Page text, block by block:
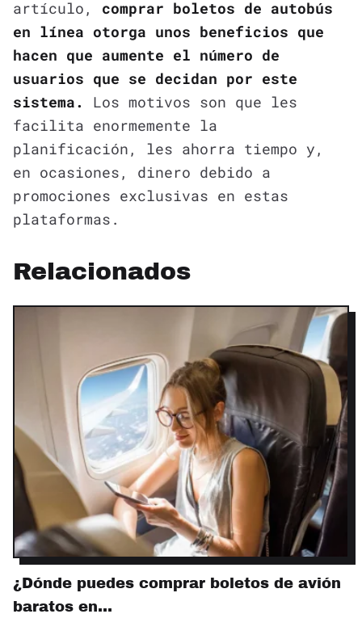
artículo, comprar boletos de autobús
en línea otorga unos beneficios que
hacen que aumente el número de
usuarios que se decidan por este
sistema. Los motivos son que les
facilita enormemente la
planificación, les ahorra tiempo y,
en ocasiones, dinero debido a
promociones exclusivas en estas
plataformas.
Relacionados
¿Dónde puedes comprar boletos de avión
baratos en…